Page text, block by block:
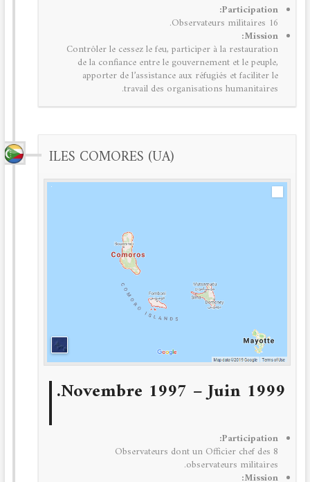
Participation:
16 Observateurs militaires.
Mission:
Contrôler le cessez le feu, participer à la restauration
de la confiance entre le gouvernement et le peuple,
apporter de l’assistance aux réfugiés et faciliter le
travail des organisations humanitaires.
ILES COMORES (UA)
Novembre 1997 – Juin 1999.
Participation:
8 Observateurs dont un Officier chef des
observateurs militaires.
Mission: